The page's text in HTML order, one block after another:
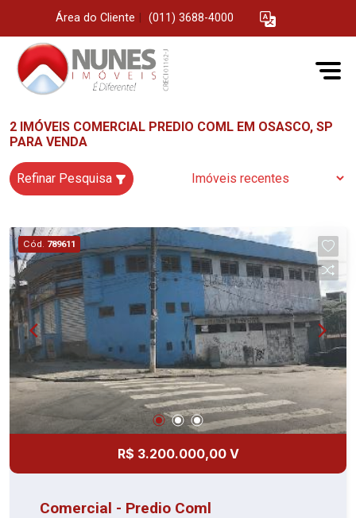
Área do Cliente (011) 3688-4000
2 IMÓVEIS COMERCIAL PREDIO COML EM OSASCO, SP
PARA VENDA
Refinar Pesquisa
Cód. 789611
R$ 3.200.000,00 V
Comercial - Predio Coml